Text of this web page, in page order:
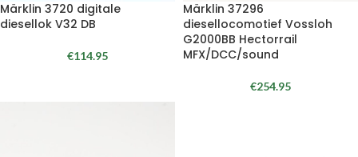
Märklin 3720 digitale
diesellok V32 DB
€114.95
Märklin 37296
diesellocomotief Vossloh
G2000BB Hectorrail
MFX/DCC/sound
€254.95